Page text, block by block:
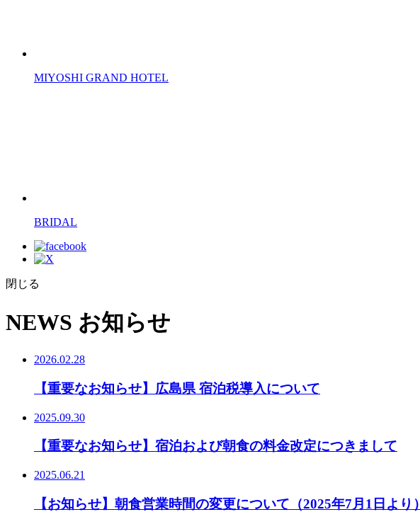
MIYOSHI GRAND HOTEL
BRIDAL
閉じる
NEWS お知らせ
2026.02.28
【重要なお知らせ】広島県 宿泊税導入について
2025.09.30
【重要なお知らせ】宿泊および朝食の料金改定につきまして
2025.06.21
【お知らせ】朝食営業時間の変更について（2025年7月1日より）